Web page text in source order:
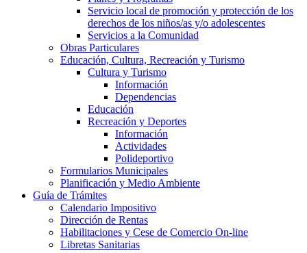
Servicio local de promoción y protección de los
derechos de los niños/as y/o adolescentes
Servicios a la Comunidad
Obras Particulares
Educación, Cultura, Recreación y Turismo
Cultura y Turismo
Información
Dependencias
Educación
Recreación y Deportes
Información
Actividades
Polideportivo
Formularios Municipales
Planificación y Medio Ambiente
Guía de Trámites
Calendario Impositivo
Dirección de Rentas
Habilitaciones y Cese de Comercio On-line
Libretas Sanitarias